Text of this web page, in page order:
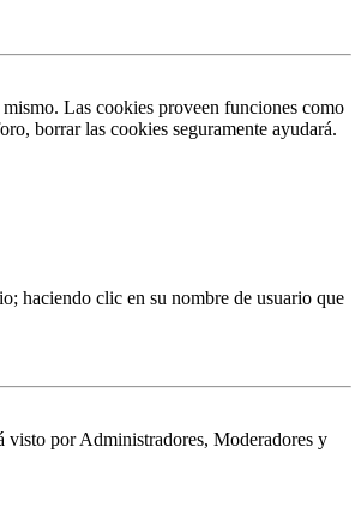
Las cookies proveen funciones como
borrar las cookies seguramente ayudará.
haciendo clic en su nombre de usuario que
visto por Administradores, Moderadores y